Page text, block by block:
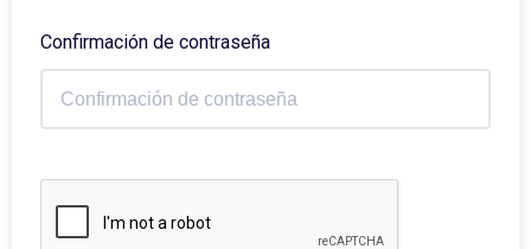
Confirmación de contraseña